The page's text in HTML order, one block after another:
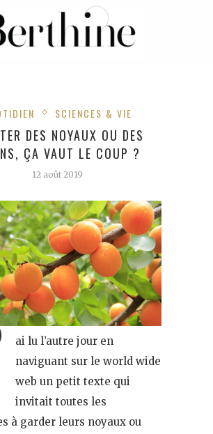
SCIENCES & VIE
DES NOYAUX OU DES
ÇA VAUT LE COUP ?
12 août 2019
ai lu l’autre jour en
naviguant sur le world wide
web un petit texte qui
invitait toutes les
à garder leurs noyaux ou